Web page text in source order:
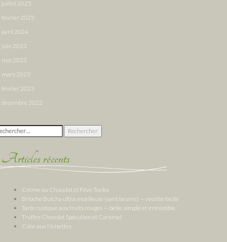
juillet 2025
février 2025
avril 2024
juin 2023
mai 2023
mars 2023
février 2023
décembre 2022
:
Articles récents
Crème au Chocolat et Fève Tonka
Brioche Butchy ultra moelleuse (sans beurre) — recette facile
Tarte rustique aux fruits rouges — belle, simple et irrésistible
Truffes Chocolat Spéculoos et Caramel
Cake aux Noisettes